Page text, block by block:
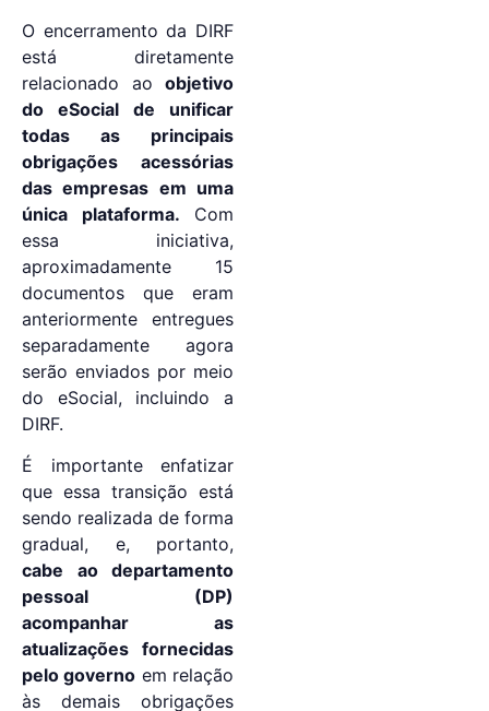
O encerramento da DIRF
está diretamente
relacionado ao objetivo
do eSocial de unificar
todas as principais
obrigações acessórias
das empresas em uma
única plataforma. Com
essa iniciativa,
aproximadamente 15
documentos que eram
anteriormente entregues
separadamente agora
serão enviados por meio
do eSocial, incluindo a
DIRF.
É importante enfatizar
que essa transição está
sendo realizada de forma
gradual, e, portanto,
cabe ao departamento
pessoal (DP)
acompanhar as
atualizações fornecidas
pelo governo em relação
às demais obrigações